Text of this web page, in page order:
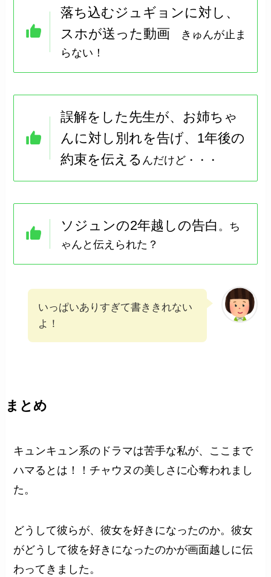
落ち込むジュギョンに対し、
スホが送った動画 きゅんが止ま
らない！
誤解をした先生が、お姉ちゃ
んに対し別れを告げ、1年後の
約束を伝える んだけど・・・
ソジュンの2年越しの告白 。ち
ゃんと伝えられた？
いっぱいありすぎて書ききれない
よ！
まとめ
キュンキュン系のドラマは苦手な私が、ここまで
ハマるとは！！チャウヌの美しさに心奪われまし
た。
どうして彼らが、彼女を好きになったのか。彼女
がどうして彼を好きになったのかが画面越しに伝
わってきました。